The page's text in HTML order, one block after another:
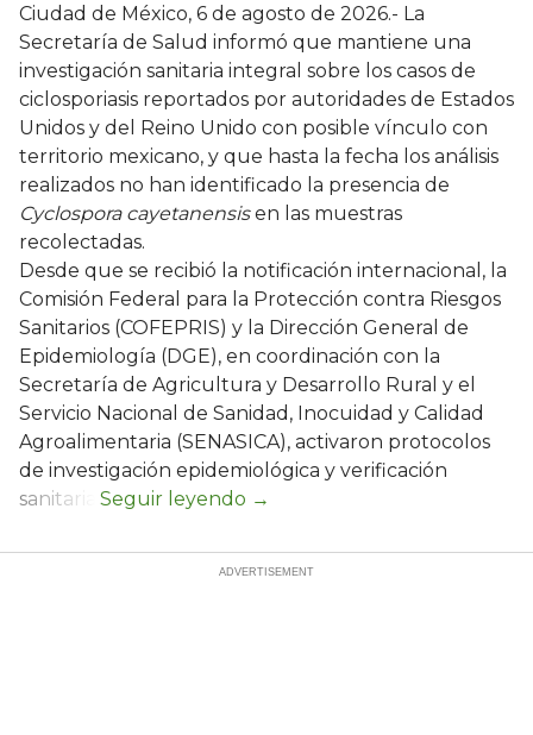
Ciudad de México, 6 de agosto de 2026.- La
Secretaría de Salud informó que mantiene una
investigación sanitaria integral sobre los casos de
ciclosporiasis reportados por autoridades de Estados
Unidos y del Reino Unido con posible vínculo con
territorio mexicano, y que hasta la fecha los análisis
realizados no han identificado la presencia de
Cyclospora cayetanensisen las muestras
recolectadas.
Desde que se recibió la notificación internacional, la
Comisión Federal para la Protección contra Riesgos
Sanitarios (COFEPRIS) y la Dirección General de
Epidemiología (DGE), en coordinación con la
Secretaría de Agricultura y Desarrollo Rural y el
Servicio Nacional de Sanidad, Inocuidad y Calidad
Agroalimentaria (SENASICA), activaron protocolos
de investigación epidemiológica y verificación
sanitaria.